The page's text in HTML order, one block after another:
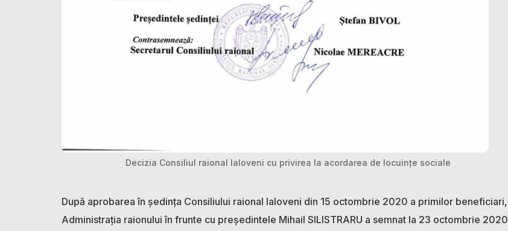
Decizia Consiliul raional Ialoveni cu privirea la acordarea de locuințe sociale
După aprobarea în ședința Consiliului raional Ialoveni din 15 octombrie 2020 a primilor beneficiari,
Administrația raionului în frunte cu președintele Mihail SILISTRARU a semnat la 23 octombrie 2020